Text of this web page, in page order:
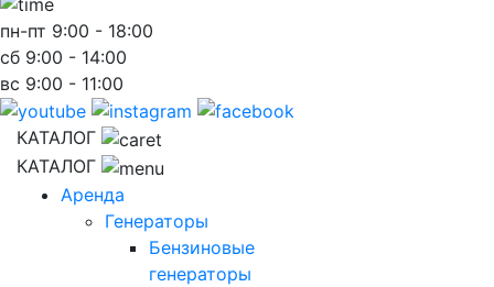
пн-пт 9:00 - 18:00
сб 9:00 - 14:00
вс 9:00 - 11:00
КАТАЛОГ
КАТАЛОГ
Аренда
Генераторы
Бензиновые
генераторы